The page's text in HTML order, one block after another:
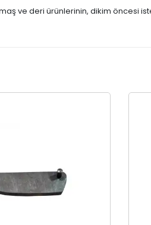
ve deri ürünlerinin, dikim öncesi